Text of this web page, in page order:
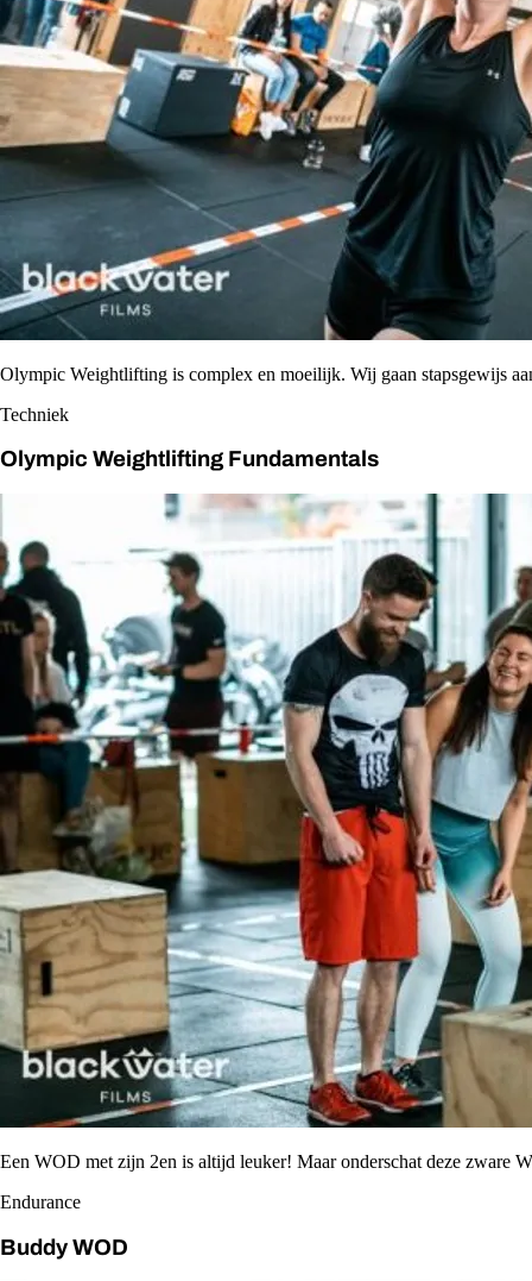
Olympic Weightlifting is complex en moeilijk. Wij gaan stapsgewijs
Techniek
Olympic Weightlifting Fundamentals
Een WOD met zijn 2en is altijd leuker! Maar onderschat deze zware
Endurance
Buddy WOD